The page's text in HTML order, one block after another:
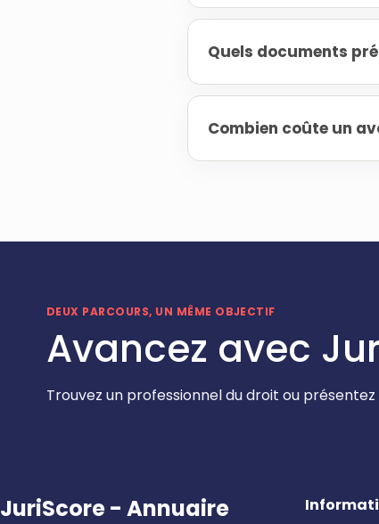
Quels documents
Combien coûte un
DEUX PARCOURS, UN MÊME OBJECTIF
Avancez avec
Trouvez un professionnel du droit ou
JuriScore - Annuaire